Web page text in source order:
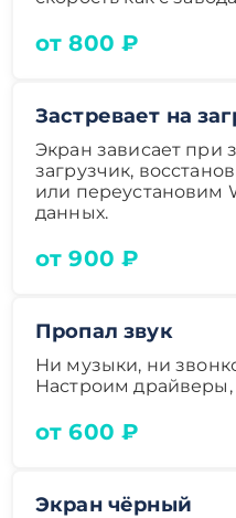
от 800 ₽
Застревает на
Экран зависает при
загрузчик,
или переустановим
данных.
от 900 ₽
Пропал звук
Ни музыки, ни
Настроим
от 600 ₽
Экран чёрный